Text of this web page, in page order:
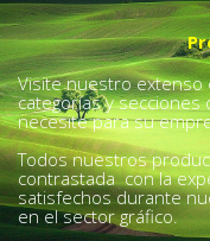
Visite nuestro extenso
categorías y
necesite para su
Todos nuestros
contrastada con la
satisfechos durante
en el sector gráfico.